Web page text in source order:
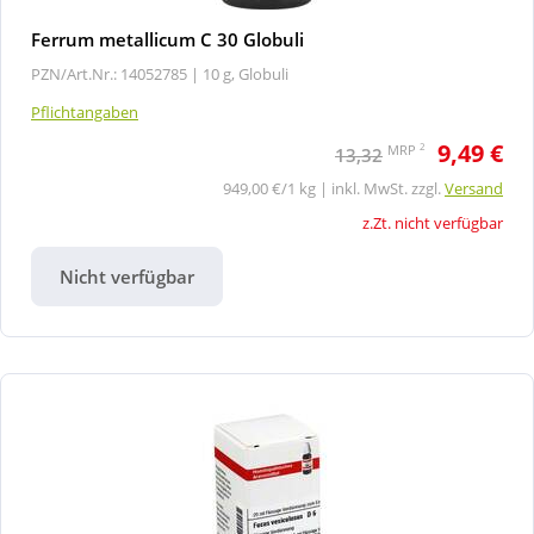
Ferrum metallicum C 30 Globuli
PZN/Art.Nr.: 14052785 | 10 g, Globuli
Pflichtangaben
13,32 MRP 2 9,49 €
949,00 €/1 kg | inkl. MwSt. zzgl.Versand
z.Zt. nicht verfügbar
Nicht verfügbar